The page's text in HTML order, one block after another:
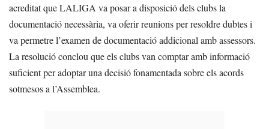
acreditat que LALIGA va posar a disposició dels clubs la
documentació necessària, va oferir reunions per resoldre dubtes i
va permetre l’examen de documentació addicional amb assessors.
La resolució conclou que els clubs van comptar amb informació
suficient per adoptar una decisió fonamentada sobre els acords
sotmesos a l’Assemblea.